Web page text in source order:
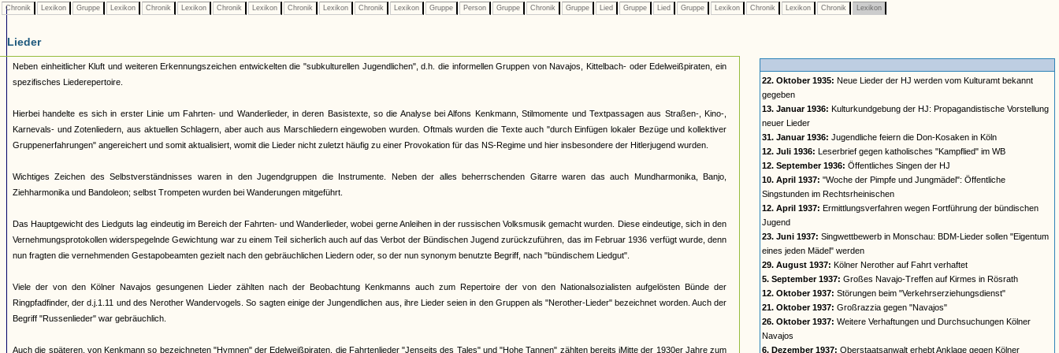
Chronik Lexikon Gruppe Lexikon Chronik Lexikon Chronik Lexikon Chronik Lexikon Chronik Lexikon Gruppe Person Gruppe Chronik Gruppe Lied Gruppe Lied Gruppe Lexikon Chronik Lexikon Chronik Lexikon
Lieder
Neben einheitlicher Kluft und weiteren Erkennungszeichen entwickelten die "subkulturellen Jugendlichen", d.h. die informellen Gruppen von Navajos, Kittelbach- oder Edelweißpiraten, ein
spezifisches Liederepertoire.
Hierbei handelte es sich in erster Linie um Fahrten- und Wanderlieder, in deren Basistexte, so die Analyse bei Alfons Kenkmann, Stilmomente und Textpassagen aus Straßen-, Kino-,
Karnevals- und Zotenliedern, aus aktuellen Schlagern, aber auch aus Marschliedern eingewoben wurden. Oftmals wurden die Texte auch "durch Einfügen lokaler Bezüge und kollektiver
Gruppenerfahrungen" angereichert und somit aktualisiert, womit die Lieder nicht zuletzt häufig zu einer Provokation für das NS-Regime und hier insbesondere der Hitlerjugend wurden.
Wichtiges Zeichen des Selbstverständnisses waren in den Jugendgruppen die Instrumente. Neben der alles beherrschenden Gitarre waren das auch Mundharmonika, Banjo,
Ziehharmonika und Bandoleon; selbst Trompeten wurden bei Wanderungen mitgeführt.
Das Hauptgewicht des Liedguts lag eindeutig im Bereich der Fahrten- und Wanderlieder, wobei gerne Anleihen in der russischen Volksmusik gemacht wurden. Diese eindeutige, sich in den
Vernehmungsprotokollen widerspegelnde Gewichtung war zu einem Teil sicherlich auch auf das Verbot der Bündischen Jugend zurückzuführen, das im Februar 1936 verfügt wurde, denn
nun fragten die vernehmenden Gestapobeamten gezielt nach den gebräuchlichen Liedern oder, so der nun synonym benutzte Begriff, nach "bündischem Liedgut".
Viele der von den Kölner Navajos gesungenen Lieder zählten nach der Beobachtung Kenkmanns auch zum Repertoire der von den Nationalsozialisten aufgelösten Bünde der
Ringpfadfinder, der d.j.1.11 und des Nerother Wandervogels. So sagten einige der Jungendlichen aus, ihre Lieder seien in den Gruppen als "Nerother-Lieder" bezeichnet worden. Auch der
Begriff "Russenlieder" war gebräuchlich.
Auch die späteren, von Kenkmann so bezeichneten "Hymnen" der Edelweißpiraten, die Fahrtenlieder "Jenseits des Tales" und "Hohe Tannen" zählten bereits iMitte der 1930er Jahre zum
22. Oktober 1935: Neue Lieder der HJ werden vom Kulturamt bekannt
gegeben
13. Januar 1936: Kulturkundgebung der HJ: Propagandistische Vorstellung
neuer Lieder
31. Januar 1936: Jugendliche feiern die Don-Kosaken in Köln
12. Juli 1936: Leserbrief gegen katholisches "Kampflied" im WB
12. September 1936: Öffentliches Singen der HJ
10. April 1937: "Woche der Pimpfe und Jungmädel": Öffentliche
Singstunden im Rechtsrheinischen
12. April 1937: Ermittlungsverfahren wegen Fortführung der bündischen
Jugend
23. Juni 1937: Singwettbewerb in Monschau: BDM-Lieder sollen "Eigentum
eines jeden Mädel" werden
29. August 1937: Kölner Nerother auf Fahrt verhaftet
5. September 1937: Großes Navajo-Treffen auf Kirmes in Rösrath
12. Oktober 1937: Störungen beim "Verkehrserziehungsdienst"
21. Oktober 1937: Großrazzia gegen "Navajos"
26. Oktober 1937: Weitere Verhaftungen und Durchsuchungen Kölner
Navajos
6. Dezember 1937: Oberstaatsanwalt erhebt Anklage gegen Kölner